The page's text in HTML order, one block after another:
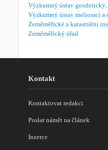
Výzkumný ústav
Výzkumný ústav meliorací a
Zeměměřické a katastrální
Zeměměřický úřad
Kontakt
Kontaktovat redakci
Poslat námět na článek
Inzerce